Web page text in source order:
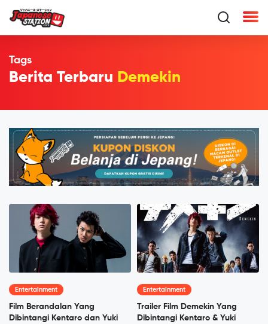
Tags
Berita Terbaru Demekin
Entertainment
Film Berandalan Yang
Dibintangi Kentaro dan Yuki
Entertainment
Trailer Film Demekin Yang
Dibintangi Kentaro & Yuki